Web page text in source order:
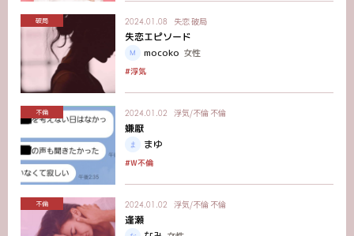
破局 2024.01.08 失恋破局
失恋エピソード
mocoko 女性
#浮気
不倫 2024.01.02 浮気/不倫 不倫
嫌厭
まゆ
#W不倫
不倫 2024.01.02 浮気/不倫 不倫
逢瀬